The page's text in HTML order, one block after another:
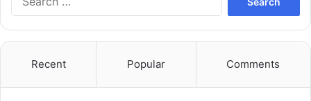
Recent Popular Comments